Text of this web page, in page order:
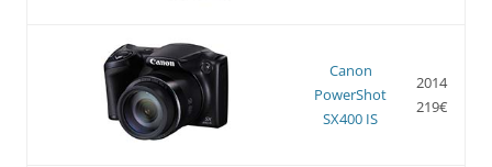
Canon
PowerShot
SX400 IS
2014
219€